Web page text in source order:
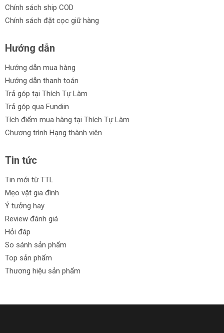
Chính sách ship COD
Chính sách đặt cọc giữ hàng
Hướng dẫn
Hướng dẫn mua hàng
Hướng dẫn thanh toán
Trả góp tại Thích Tự Làm
Trả góp qua Fundiin
Tích điểm mua hàng tại Thích Tự Làm
Chương trình Hạng thành viên
Tin tức
Tin mới từ TTL
Mẹo vặt gia đình
Ý tưởng hay
Review đánh giá
Hỏi đáp
So sánh sản phẩm
Top sản phẩm
Thương hiệu sản phẩm